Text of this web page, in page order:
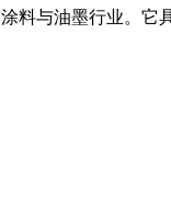
涂料与油墨行业。它